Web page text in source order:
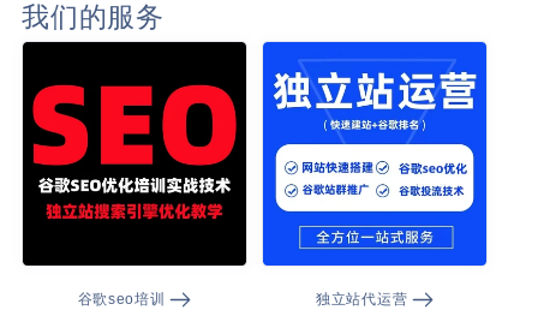
我们的服务
谷歌seo培训 独立站代运营